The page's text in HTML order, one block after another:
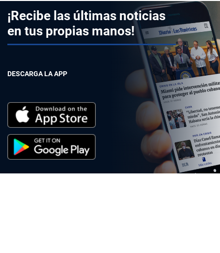
¡Recibe las últimas noticias
en tus propias manos!
DESCARGA LA APP